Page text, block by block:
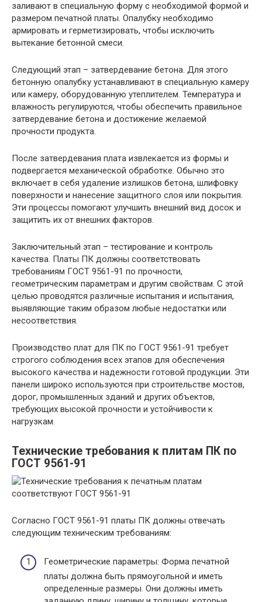
заливают в специальную форму с необходимой формой и
размером печатной платы. Опалубку необходимо
армировать и герметизировать, чтобы исключить
вытекание бетонной смеси.
Следующий этап – затвердевание бетона. Для этого
бетонную опалубку устанавливают в специальную камеру
или камеру, оборудованную утеплителем. Температура и
влажность регулируются, чтобы обеспечить правильное
затвердевание бетона и достижение желаемой
прочности продукта.
После затвердевания плата извлекается из формы и
подвергается механической обработке. Обычно это
включает в себя удаление излишков бетона, шлифовку
поверхности и нанесение защитного слоя или покрытия.
Эти процессы помогают улучшить внешний вид досок и
защитить их от внешних факторов.
Заключительный этап – тестирование и контроль
качества. Платы ПК должны соответствовать
требованиям ГОСТ 9561-91 по прочности,
геометрическим параметрам и другим свойствам. С этой
целью проводятся различные испытания и испытания,
выявляющие таким образом любые недостатки или
несоответствия.
Производство плат для ПК по ГОСТ 9561-91 требует
строгого соблюдения всех этапов для обеспечения
высокого качества и надежности готовой продукции. Эти
панели широко используются при строительстве мостов,
дорог, промышленных зданий и других объектов,
требующих высокой прочности и устойчивости к
нагрузкам.
Технические требования к плитам ПК по
ГОСТ 9561-91
Согласно ГОСТ 9561-91 платы ПК должны отвечать
следующим техническим требованиям:
Геометрические параметры: Форма печатной
платы должна быть прямоугольной и иметь
определенные размеры. Они должны иметь